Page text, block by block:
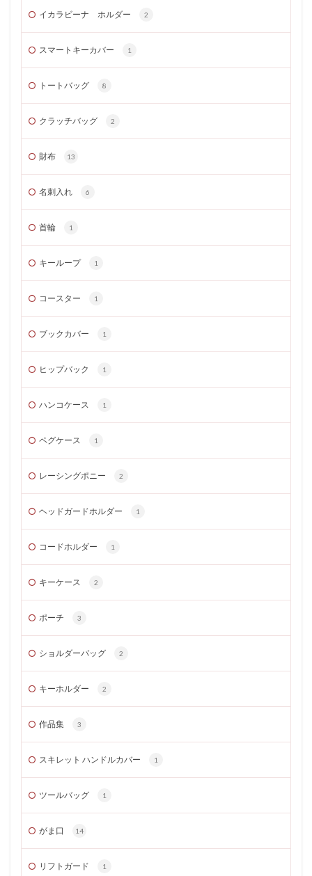
イカラビーナ ホルダー 2
スマートキーカバー 1
トートバッグ 8
クラッチバッグ 2
財布 13
名刺入れ 6
首輪 1
キーループ 1
コースター 1
ブックカバー 1
ヒップバック 1
ハンコケース 1
ペグケース 1
レーシングポニー 2
ヘッドガードホルダー 1
コードホルダー 1
キーケース 2
ポーチ 3
ショルダーバッグ 2
キーホルダー 2
作品集 3
スキレット ハンドルカバー 1
ツールバッグ 1
がま口 14
リフトガード 1